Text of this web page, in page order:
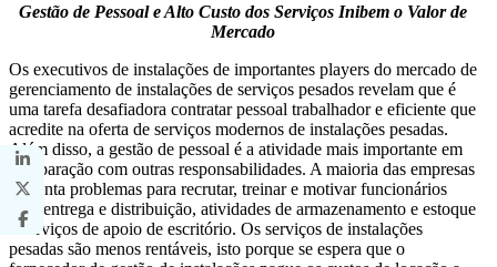
Gestão de Pessoal e Alto Custo dos Serviços Inibem o Valor de
Mercado
Os executivos de instalações de importantes players do mercado de
gerenciamento de instalações de serviços pesados ​​revelam que é
uma tarefa desafiadora contratar pessoal trabalhador e eficiente que
acredite na oferta de serviços modernos de instalações pesadas.
Além disso, a gestão de pessoal é a atividade mais importante em
comparação com outras responsabilidades. A maioria das empresas
enfrenta problemas para recrutar, treinar e motivar funcionários
para entrega e distribuição, atividades de armazenamento e estoque
e serviços de apoio de escritório. Os serviços de instalações
pesadas são menos rentáveis, isto porque se espera que o